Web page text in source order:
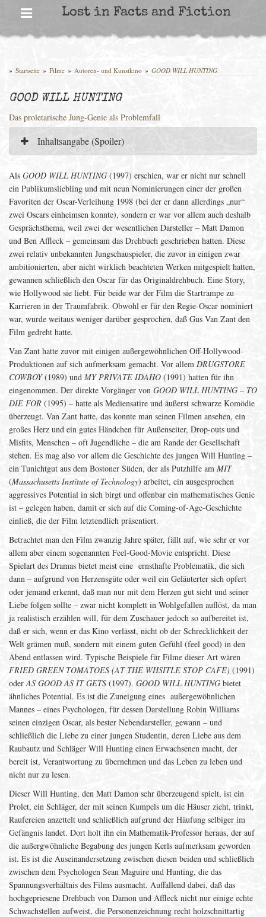
Lost in Facts and Fiction
» Startseite » Filme » Autoren- und Kunstkino » GOOD WILL HUNTING
GOOD WILL HUNTING
Das proletarische Jung-Genie als Problemfall
Inhaltsangabe (Spoiler)
Als GOOD WILL HUNTING (1997) erschien, war er nicht nur schnell
ein Publikumsliebling und mit neun Nominierungen einer der großen
Favoriten der Oscar-Verleihung 1998 (bei der er dann allerdings „nur“
zwei Oscars einheimsen konnte), sondern er war vor allem auch deshalb
Gesprächsthema, weil zwei der wesentlichen Darsteller – Matt Damon
und Ben Affleck – gemeinsam das Drehbuch geschrieben hatten. Diese
zwei relativ unbekannten Jungschauspieler, die zuvor in einigen zwar
ambitionierten, aber nicht wirklich beachteten Werken mitgespielt hatten,
gewannen schließlich den Oscar für das Originaldrehbuch. Eine Story,
wie Hollywood sie liebt. Für beide war der Film die Startrampe zu
Karrieren in der Traumfabrik. Obwohl er für den Regie-Oscar nominiert
war, wurde weitaus weniger darüber gesprochen, daß Gus Van Zant den
Film gedreht hatte.
Van Zant hatte zuvor mit einigen außergewöhnlichen Off-Hollywood-
Produktionen auf sich aufmerksam gemacht. Vor allem DRUGSTORE
COWBOY(1989) und MY PRIVATE IDAHO (1991) hatten für ihn
eingenommen. Der direkte Vorgänger von GOOD WILL HUNTING – TO
DIE FOR (1995) – hatte als Mediensatire und äußerst schwarze Komödie
überzeugt. Van Zant hatte, das konnte man seinen Filmen ansehen, ein
großes Herz und ein gutes Händchen für Außenseiter, Drop-outs und
Misfits, Menschen – oft Jugendliche – die am Rande der Gesellschaft
stehen. Es mag also vor allem die Geschichte des jungen Will Hunting –
ein Tunichtgut aus dem Bostoner Süden, der als Putzhilfe am MIT
(Massachusetts Institute of Technology) arbeitet, ein ausgesprochen
aggressives Potential in sich birgt und offenbar ein mathematisches Genie
ist – gelegen haben, damit er sich auf die Coming-of-Age-Geschichte
einließ, die der Film letztendlich präsentiert.
Betrachtet man den Film zwanzig Jahre später, fällt auf, wie sehr er vor
allem aber einem sogenannten Feel-Good-Movie entspricht. Diese
Spielart des Dramas bietet meist eine ernsthafte Problematik, die sich
dann – aufgrund von Herzensgüte oder weil ein Geläuterter sich opfert
oder jemand erkennt, daß man nur mit dem Herzen gut sieht und seiner
Liebe folgen sollte – zwar nicht komplett in Wohlgefallen auflöst, da man
ja realistisch erzählen will, für dem Zuschauer jedoch so aufbereitet ist,
daß er sich, wenn er das Kino verlässt, nicht ob der Schrecklichkeit der
Welt grämen muß, sondern mit einem guten Gefühl (feel good) in den
Abend entlassen wird. Typische Beispiele für Filme dieser Art wären
FRIED GREEN TOMATOES (AT THE WHSITLE STOP CAFE) (1991)
oderAS GOOD AS IT GETS (1997). GOOD WILL HUNTING bietet
ähnliches Potential. Es ist die Zuneigung eines außergewöhnlichen
Mannes – eines Psychologen, für dessen Darstellung Robin Williams
seinen einzigen Oscar, als bester Nebendarsteller, gewann – und
schließlich die Liebe zu einer jungen Studentin, deren Liebe aus dem
Raubautz und Schläger Will Hunting einen Erwachsenen macht, der
bereit ist, Verantwortung zu übernehmen und das Leben zu leben und
nicht nur zu lesen.
Dieser Will Hunting, den Matt Damon sehr überzeugend spielt, ist ein
Prolet, ein Schläger, der mit seinen Kumpels um die Häuser zieht, trinkt,
Raufereien anzettelt und schließlich aufgrund der Häufung selbiger im
Gefängnis landet. Dort holt ihn ein Mathematik-Professor heraus, der auf
die außergwöhnliche Begabung des jungen Kerls aufmerksam geworden
ist. Es ist die Auseinandersetzung zwischen diesen beiden und schließlich
zwischen dem Psychologen Sean Maguire und Hunting, die das
Spannungsverhältnis des Films ausmacht. Auffallend dabei, daß das
hochgepriesene Drehbuch von Damon und Affleck nicht nur einige echte
Schwachstellen aufweist, die Personenzeichnung recht holzschnittartig